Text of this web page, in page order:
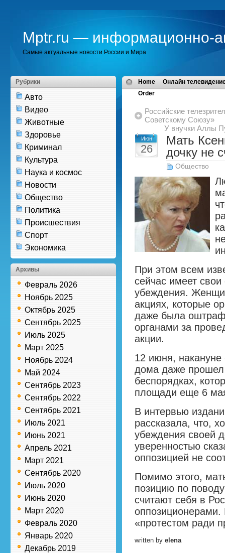
Mptr.ru — информационно-
Самые актуальные новости России и Мира
Рубрики
Авто
Видео
Животные
Здоровье
Криминал
Культура
Наука и космос
Новости
Общество
Политика
Происшествия
Спорт
Экономика
Архивы
Февраль 2026
Ноябрь 2025
Октябрь 2025
Сентябрь 2025
Июль 2025
Март 2025
Ноябрь 2024
Май 2024
Сентябрь 2023
Сентябрь 2022
Сентябрь 2021
Июль 2021
Июнь 2021
Апрель 2021
Март 2021
Сентябрь 2020
Июль 2020
Июнь 2020
Март 2020
Февраль 2020
Январь 2020
Декабрь 2019
Home
Онлайн
Order
Российские
Советскому Союзу»
У внучки Аллы
Июн
26
Мать
дочку не
Общество
При этом всем
сейчас имеет свои
убеждения.
акциях, которые
даже была
органами за
акции.
12 июня,
дома даже
беспорядках,
площади еще 6
В интервью
рассказала, что,
убеждения своей
уверенностью
оппозицией не
Помимо этого,
позицию по
считают себя в
оппозиционерами.
«протестом ради
written by elena